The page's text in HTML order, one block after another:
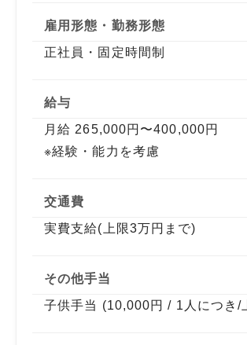
雇用形態・勤務形態
正社員・固定時間制
給与
月給 265,000円〜400,000円
※経験・能力を考慮
交通費
実費支給(上限3万円まで)
その他手当
子供手当 (10,000円 / 1人につき/